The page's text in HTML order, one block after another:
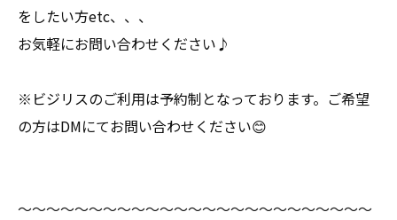
をしたい方etc、、、
お気軽にお問い合わせください♪
※ビジリスのご利用は予約制となっております。ご希望
の方はDMにてお問い合わせください😊
～～～～～～～～～～～～～～～～～～～～～～～～～